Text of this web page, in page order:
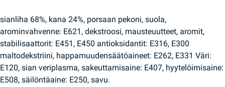
sianliha 68%, kana 24%, porsaan pekoni, suola,
arominvahvenne: E621, dekstroosi, mausteuutteet, aromit,
stabilisaattorit: E451, E450 antioksidantit: E316, E300
maltodekstriini, happamuudensäätöaineet: E262, E331 Väri:
E120, sian veriplasma, sakeuttamisaine: E407, hyytelöimisaine:
E508, säilöntäaine: E250, savu.